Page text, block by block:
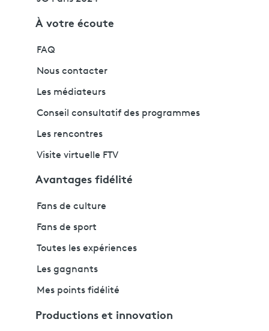
À votre écoute
FAQ
Nous contacter
Les médiateurs
Conseil consultatif des programmes
Les rencontres
Visite virtuelle FTV
Avantages fidélité
Fans de culture
Fans de sport
Toutes les expériences
Les gagnants
Mes points fidélité
Productions et innovation